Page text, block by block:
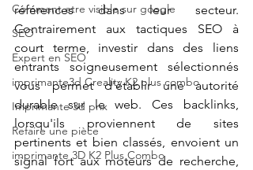
Comment etre visible sur google
SEO
Expert en SEO
imprimante3d Creality K2 plus combo
Imprimante 3d prix
Refaire une pièce
imprimante 3D K2 Plus Combo
références dans leur secteur.
Contrairement aux tactiques SEO à
court terme, investir dans des liens
entrants soigneusement sélectionnés
vous permet d'établir une autorité
durable sur le web. Ces backlinks,
lorsqu'ils proviennent de sites
pertinents et bien classés, envoient un
signal fort aux moteurs de recherche,